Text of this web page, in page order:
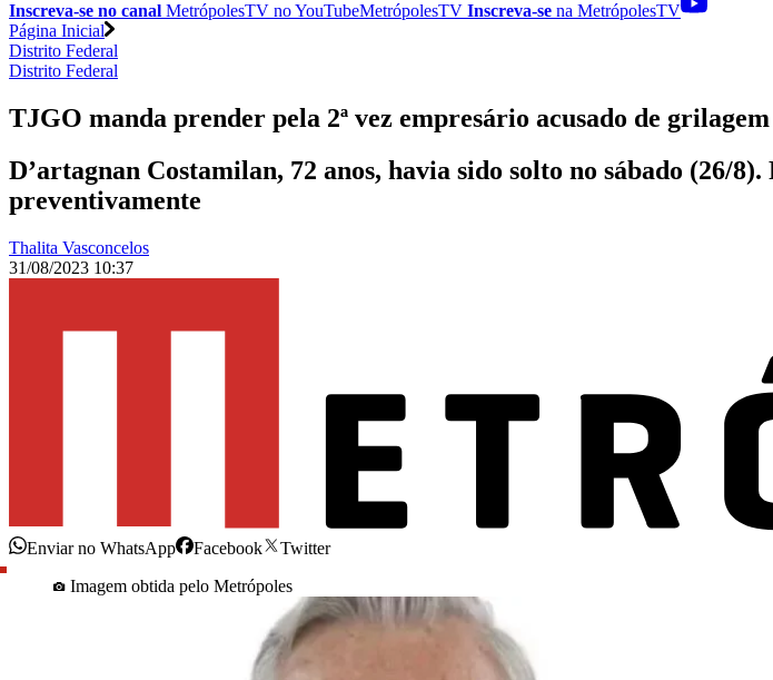
Inscreva-se no canal MetrópolesTV noYouTubeMetrópolesTV Inscreva-se na MetrópolesTV
Página Inicial
Distrito Federal
Distrito Federal
TJGO manda prender pela 2ª vez empresário acusado de grilagem
D’artagnan Costamilan, 72 anos, havia sido solto no sábado (26/
preventivamente
Thalita Vasconcelos
31/08/2023 10:37
Enviar no WhatsApp Facebook
Twitter
Imagem obtida pelo Metrópoles